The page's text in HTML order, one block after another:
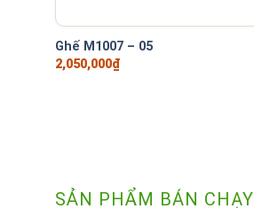
Ghế M1007 – 05
2,050,000₫
SẢN PHẨM BÁN CHẠY